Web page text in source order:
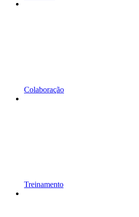
Colaboração
Treinamento